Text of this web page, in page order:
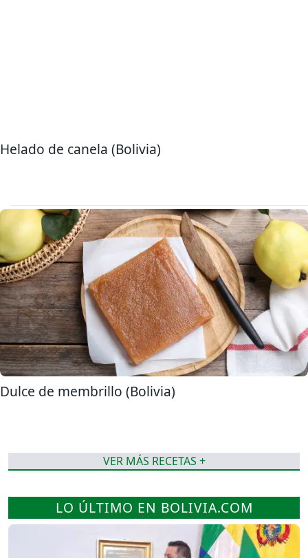
Helado de canela (Bolivia)
Dulce de membrillo (Bolivia)
VER MÁS RECETAS +
LO ÚLTIMO EN BOLIVIA.COM